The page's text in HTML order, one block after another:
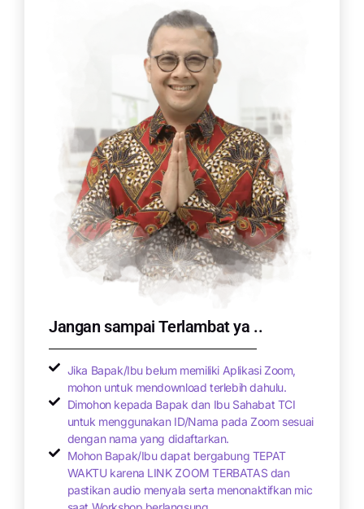
Jangan sampai Terlambat ya ..
Jika Bapak/Ibu belum memiliki Aplikasi Zoom,
mohon untuk mendownload terlebih dahulu.
Dimohon kepada Bapak dan Ibu Sahabat TCI
untuk menggunakan ID/Nama pada Zoom sesuai
dengan nama yang didaftarkan.
Mohon Bapak/Ibu dapat bergabung TEPAT
WAKTU karena LINK ZOOM TERBATAS dan
pastikan audio menyala serta menonaktifkan mic